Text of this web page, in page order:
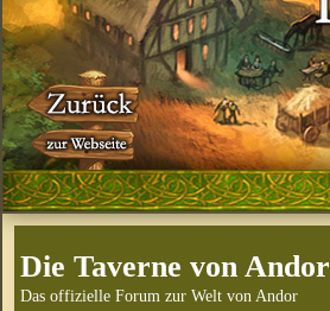
Die Taverne von Andor
Das offizielle Forum zur Welt von Andor